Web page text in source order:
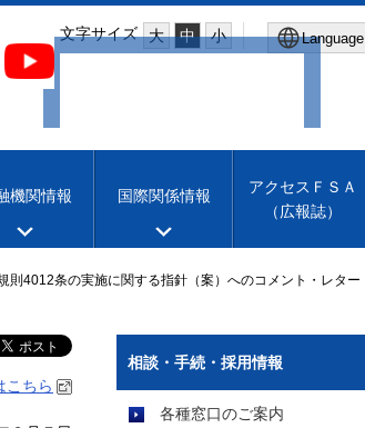
文字サイズ 大 中 小 Language
Machine translation
機関情報 国際関係情報
アクセスＦＳＡ
（広報誌）
則4012条の実施に関する指針（案）へのコメント・レター
こちら
相談・手続・採用情報
各種窓口のご案内